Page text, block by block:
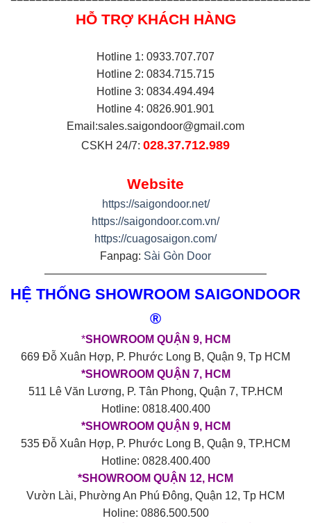
HỖ TRỢ KHÁCH HÀNG
Hotline 1: 0933.707.707
Hotline 2: 0834.715.715
Hotline 3: 0834.494.494
Hotline 4: 0826.901.901
Email:sales.saigondoor@gmail.com
CSKH 24/7: 028.37.712.989
Website
https://saigondoor.net/
https://saigondoor.com.vn/
https://cuagosaigon.com/
Fanpag: Sài Gòn Door
————————————————————
HỆ THỐNG SHOWROOM SAIGONDOOR
®
*SHOWROOM QUẬN 9, HCM
669 Đỗ Xuân Hợp, P. Phước Long B, Quận 9, Tp HCM
*SHOWROOM QUẬN 7, HCM
511 Lê Văn Lương, P. Tân Phong, Quận 7, TP.HCM
Hotline: 0818.400.400
*SHOWROOM QUẬN 9, HCM
535 Đỗ Xuân Hợp, P. Phước Long B, Quận 9, TP.HCM
Hotline: 0828.400.400
*SHOWROOM QUẬN 12, HCM
Vườn Lài, Phường An Phú Đông, Quận 12, Tp HCM
Holine: 0886.500.500